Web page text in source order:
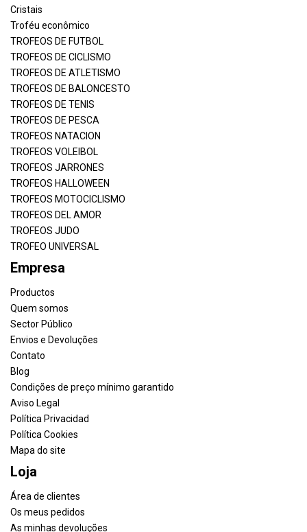
Cristais
Troféu econômico
TROFEOS DE FUTBOL
TROFEOS DE CICLISMO
TROFEOS DE ATLETISMO
TROFEOS DE BALONCESTO
TROFEOS DE TENIS
TROFEOS DE PESCA
TROFEOS NATACION
TROFEOS VOLEIBOL
TROFEOS JARRONES
TROFEOS HALLOWEEN
TROFEOS MOTOCICLISMO
TROFEOS DEL AMOR
TROFEOS JUDO
TROFEO UNIVERSAL
Empresa
Productos
Quem somos
Sector Público
Envios e Devoluções
Contato
Blog
Condições de preço mínimo garantido
Aviso Legal
Política Privacidad
Política Cookies
Mapa do site
Loja
Área de clientes
Os meus pedidos
As minhas devoluções